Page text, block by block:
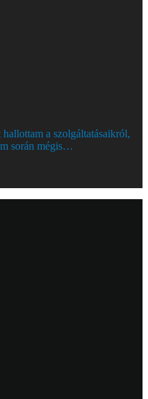
a szolgáltatásaikról,
során mégis…